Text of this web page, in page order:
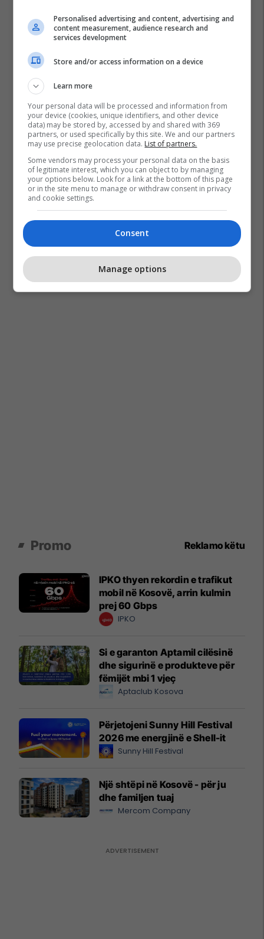
Salla Koncertale Përparim Rama
Muzeu
Komuna E Prishtinës
Promo Reklamo këtu
IPKO thyen rekordin e trafikut
mobil në Kosovë, arrin kulmin
prej 60 Gbps
IPKO
Si e garanton Aptamil cilësinë
dhe sigurinë e produkteve për
fëmijët mbi 1 vjeç
Aptaclub Kosova
Përjetojeni Sunny Hill Festival
2026 me energjinë e Shell-it
Sunny Hill Festival
Një shtëpi në Kosovë - për ju
dhe familjen tuaj
Mercom Company
Personalised advertising and content, advertising and
content measurement, audience research and
services development
Store and/or access information on a device
Learn more
Your personal data will be processed and information from
your device (cookies, unique identifiers, and other device
data) may be stored by, accessed by and shared with 369
partners, or used specifically by this site. We and our partners
may use precise geolocation data. List of partners.
Some vendors may process your personal data on the basis
of legitimate interest, which you can object to by managing
your options below. Look for a link at the bottom of this page
or in the site menu to manage or withdraw consent in privacy
and cookie settings.
Consent
Manage options